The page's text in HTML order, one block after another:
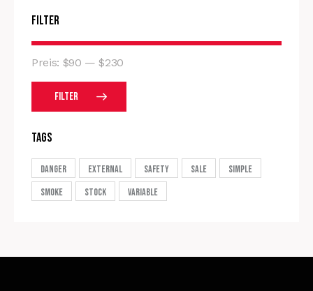
Filter
Filter
Preis: $90 —$230
Tags
Danger External Safety Sale
Simple
Smoke
Stock Variable